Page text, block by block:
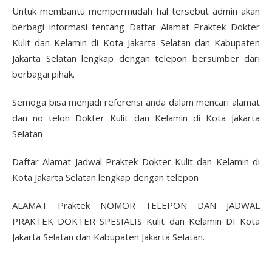
Untuk membantu mempermudah hal tersebut admin akan
berbagi informasi tentang Daftar Alamat Praktek Dokter
Kulit dan Kelamin di Kota Jakarta Selatan dan Kabupaten
Jakarta Selatan lengkap dengan telepon bersumber dari
berbagai pihak.
Semoga bisa menjadi referensi anda dalam mencari alamat
dan no telon Dokter Kulit dan Kelamin di Kota Jakarta
Selatan
Daftar Alamat Jadwal Praktek Dokter Kulit dan Kelamin di
Kota Jakarta Selatan lengkap dengan telepon
ALAMAT Praktek NOMOR TELEPON DAN JADWAL
PRAKTEK DOKTER SPESIALIS Kulit dan Kelamin DI Kota
Jakarta Selatan dan Kabupaten Jakarta Selatan.